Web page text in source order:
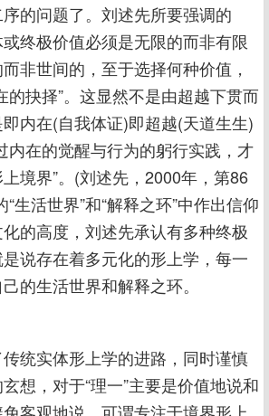
的问题了。刘述先所要强调的
终极价值必须是无限的而非有限
非世间的，至于选择何种价值，
的抉择”。这显然不是由超越下贯而
内在(自我体证)即超越(天道生生)
内在的觉醒与行为的躬行实践，才
境界”。(刘述先，2000年，第86
生活世界”和“解释之环”中作出信仰
的高度，刘述先承认有多种终极
说存在着多元化的形上学，每一
的生活世界和解释之环。
统实体形上学的进路，同时谨慎
想，对于“理一”主要是价值地说和